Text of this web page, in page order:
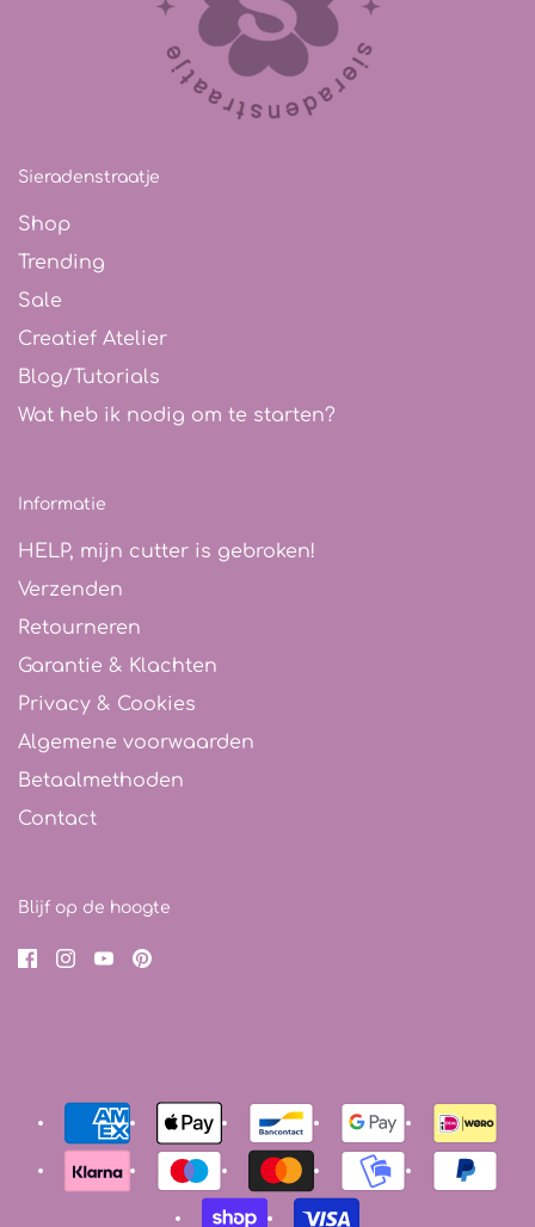
Sieradenstraatje
Shop
Trending
Sale
Creatief Atelier
Blog/Tutorials
Wat heb ik nodig om te starten?
Informatie
HELP, mijn cutter is gebroken!
Verzenden
Retourneren
Garantie & Klachten
Privacy & Cookies
Algemene voorwaarden
Betaalmethoden
Contact
Blijf op de hoogte